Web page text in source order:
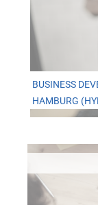
BUSINESS
HAMBURG